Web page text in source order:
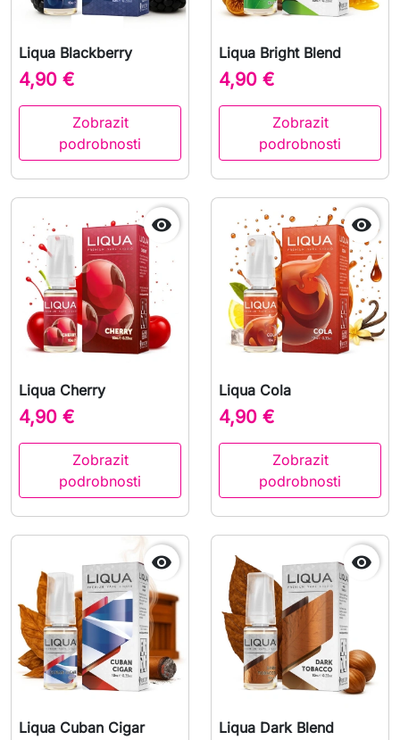
Liqua Blackberry
4,90 €
Zobrazit
podrobnosti
Liqua Bright Blend
4,90 €
Zobrazit
podrobnosti

Liqua Cherry
4,90 €
Zobrazit
podrobnosti

Liqua Cola
4,90 €
Zobrazit
podrobnosti

Liqua Cuban Cigar

Liqua Dark Blend